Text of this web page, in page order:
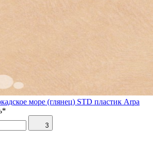
море (глянец) STD пластик Arpa
3